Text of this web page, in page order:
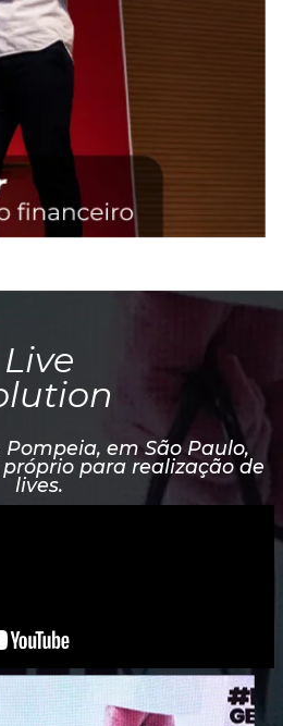
Live
Pompeia, em São Paulo,
para realização de
lives.